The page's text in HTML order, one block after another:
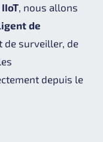
, nous allons
de
de surveiller, de
depuis le